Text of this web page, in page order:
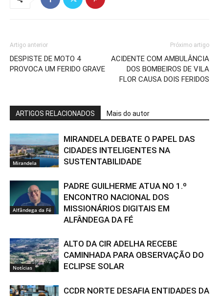
Artigo anterior
DESPISTE DE MOTO 4
PROVOCA UM FERIDO GRAVE
Próximo artigo
ACIDENTE COM AMBULÂNCIA
DOS BOMBEIROS DE VILA
FLOR CAUSA DOIS FERIDOS
ARTIGOS RELACIONADOS Mais do autor
Mirandela
MIRANDELA DEBATE O PAPEL DAS
CIDADES INTELIGENTES NA
SUSTENTABILIDADE
Alfândega da Fé
PADRE GUILHERME ATUA NO 1.º
ENCONTRO NACIONAL DOS
MISSIONÁRIOS DIGITAIS EM
ALFÂNDEGA DA FÉ
Notícias
ALTO DA CIR ADELHA RECEBE
CAMINHADA PARA OBSERVAÇÃO DO
ECLIPSE SOLAR
CCDR NORTE DESAFIA ENTIDADES DA